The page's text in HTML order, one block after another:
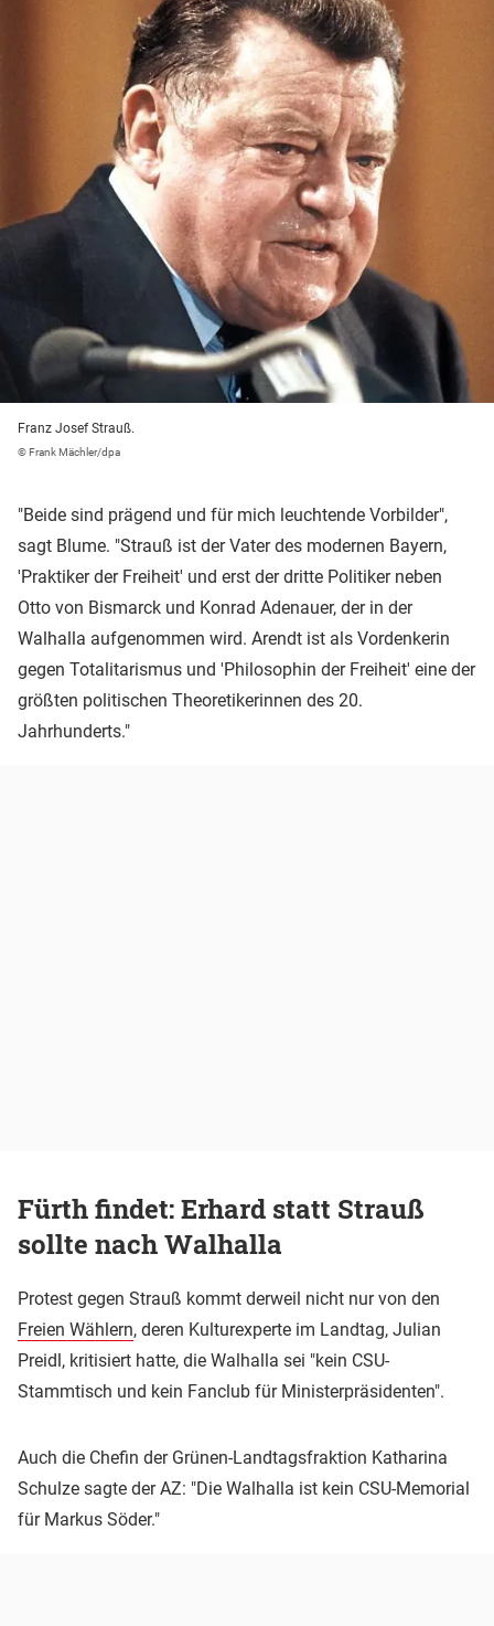
Franz Josef Strauß.
© Frank Mächler/dpa
"Beide sind prägend und für mich leuchtende Vorbilder",
sagt Blume. "Strauß ist der Vater des modernen Bayern,
'Praktiker der Freiheit' und erst der dritte Politiker neben
Otto von Bismarck und Konrad Adenauer, der in der
Walhalla aufgenommen wird. Arendt ist als Vordenkerin
gegen Totalitarismus und 'Philosophin der Freiheit' eine der
größten politischen Theoretikerinnen des 20.
Jahrhunderts."
Fürth findet: Erhard statt Strauß
sollte nach Walhalla
Protest gegen Strauß kommt derweil nicht nur von den
Freien Wählern, deren Kulturexperte im Landtag, Julian
Preidl, kritisiert hatte, die Walhalla sei "kein CSU-
Stammtisch und kein Fanclub für Ministerpräsidenten".
Auch die Chefin der Grünen-Landtagsfraktion Katharina
Schulze sagte der AZ: "Die Walhalla ist kein CSU-Memorial
für Markus Söder."